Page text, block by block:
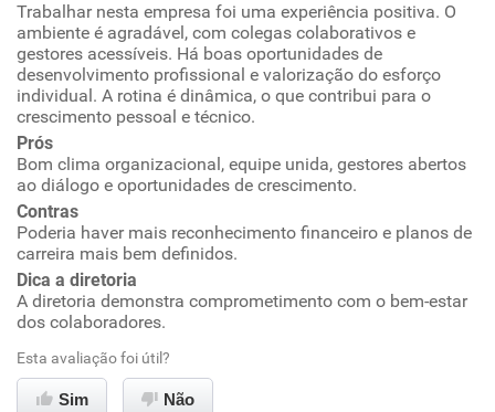
Benefícios
Recomenda esta empresa
Recomenda a diretoria
Oportunidade de promoção
Ambiente de trabalho
Conciliação com a vida familiar
Benefícios
Recomenda esta empresa
Recomenda a diretoria
Trabalhar nesta empresa foi uma experiência positiva. O
ambiente é agradável, com colegas colaborativos e
gestores acessíveis. Há boas oportunidades de
desenvolvimento profissional e valorização do esforço
individual. A rotina é dinâmica, o que contribui para o
crescimento pessoal e técnico.
Prós
Bom clima organizacional, equipe unida, gestores abertos
ao diálogo e oportunidades de crescimento.
Contras
Poderia haver mais reconhecimento financeiro e planos de
carreira mais bem definidos.
Dica a diretoria
A diretoria demonstra comprometimento com o bem-estar
dos colaboradores.
Esta avaliação foi útil?
Sim Não